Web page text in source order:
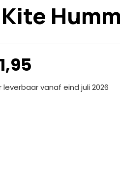
Kite
is:
leverbaar vanaf eind juli 2026